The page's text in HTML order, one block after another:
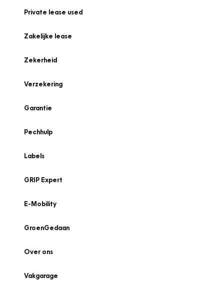
Private lease used
Zakelijke lease
Zekerheid
Verzekering
Garantie
Pechhulp
Labels
GRIP Expert
E-Mobility
GroenGedaan
Over ons
Vakgarage